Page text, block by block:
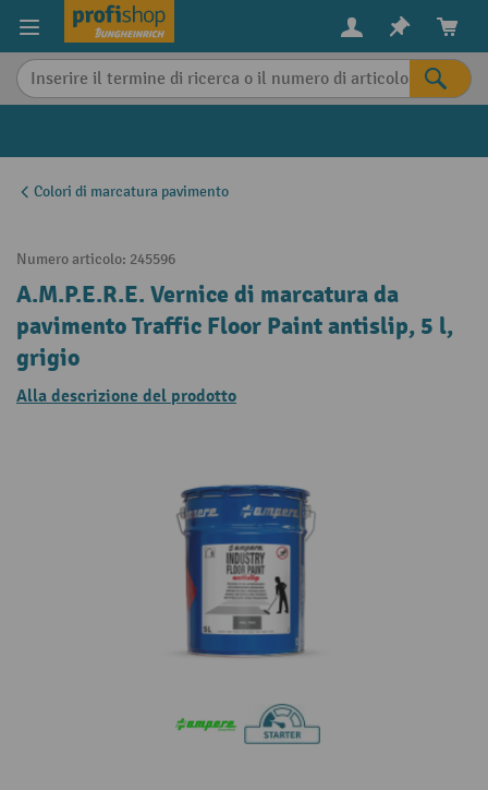
content
Colori di marcatura pavimento
Numero articolo: 245596
A.M.P.E.R.E. Vernice di marcatura da
pavimento Traffic Floor Paint antislip, 5 l,
grigio
Alla descrizione del prodotto